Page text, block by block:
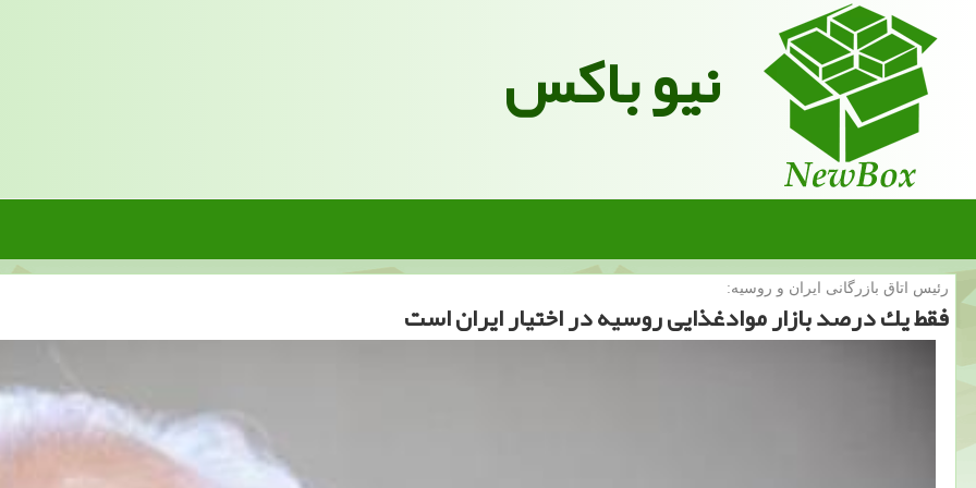
نیو باکس
رئیس اتاق بازرگانی ایران و روسیه:
فقط یك درصد بازار موادغذایی روسیه در اختیار ایران است